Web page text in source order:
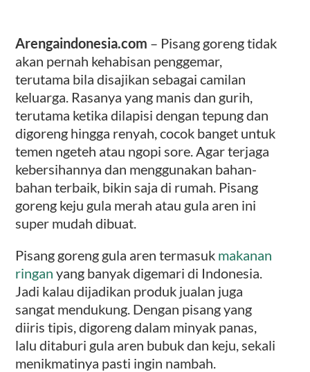
Arengaindonesia.com – Pisang goreng tidak
akan pernah kehabisan penggemar,
terutama bila disajikan sebagai camilan
keluarga. Rasanya yang manis dan gurih,
terutama ketika dilapisi dengan tepung dan
digoreng hingga renyah, cocok banget untuk
temen ngeteh atau ngopi sore. Agar terjaga
kebersihannya dan menggunakan bahan-
bahan terbaik, bikin saja di rumah. Pisang
goreng keju gula merah atau gula aren ini
super mudah dibuat.
Pisang goreng gula aren termasuk makanan
ringan yang banyak digemari di Indonesia.
Jadi kalau dijadikan produk jualan juga
sangat mendukung. Dengan pisang yang
diiris tipis, digoreng dalam minyak panas,
lalu ditaburi gula aren bubuk dan keju, sekali
menikmatinya pasti ingin nambah.